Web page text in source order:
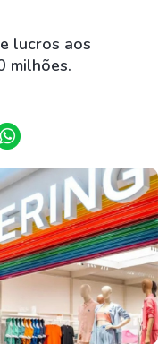
lucros aos
milhões.